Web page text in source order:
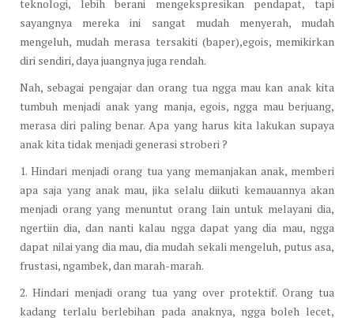
teknologi, lebih berani mengekspresikan pendapat, tapi
sayangnya mereka ini sangat mudah menyerah, mudah
mengeluh, mudah merasa tersakiti (baper),egois, memikirkan
diri sendiri, daya juangnya juga rendah.
Nah, sebagai pengajar dan orang tua ngga mau kan anak kita
tumbuh menjadi anak yang manja, egois, ngga mau berjuang,
merasa diri paling benar. Apa yang harus kita lakukan supaya
anak kita tidak menjadi generasi stroberi ?
1. Hindari menjadi orang tua yang memanjakan anak, memberi
apa saja yang anak mau, jika selalu diikuti kemauannya akan
menjadi orang yang menuntut orang lain untuk melayani dia,
ngertiin dia, dan nanti kalau ngga dapat yang dia mau, ngga
dapat nilai yang dia mau, dia mudah sekali mengeluh, putus asa,
frustasi, ngambek, dan marah-marah.
2. Hindari menjadi orang tua yang over protektif. Orang tua
kadang terlalu berlebihan pada anaknya, ngga boleh lecet,